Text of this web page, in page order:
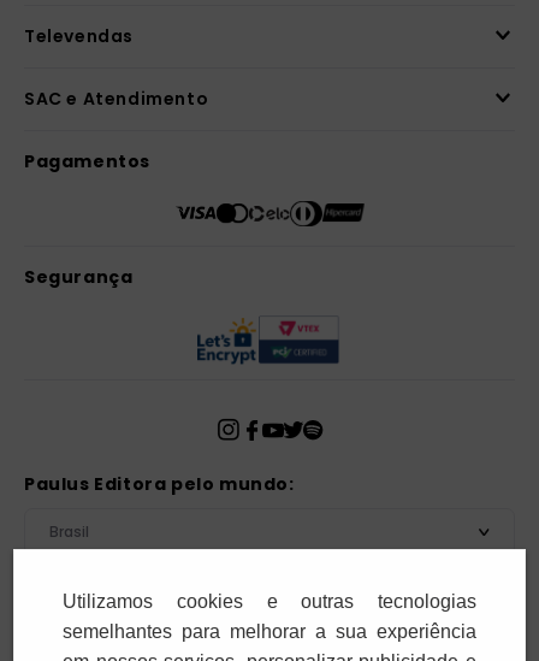
Televendas
SAC e Atendimento
Pagamentos
Segurança
Paulus Editora pelo mundo:
Brasil
Atenção!
Utilizamos cookies e outras tecnologias
semelhantes para melhorar a sua experiência